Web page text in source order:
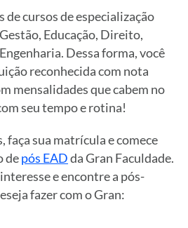
de cursos de especialização
Educação, Direito,
Dessa forma, você
reconhecida com nota
mensalidades que cabem no
seu tempo e rotina!
faça sua matrícula e comece
depós EADda Gran Faculdade.
e encontre a pós-
fazer com o Gran: